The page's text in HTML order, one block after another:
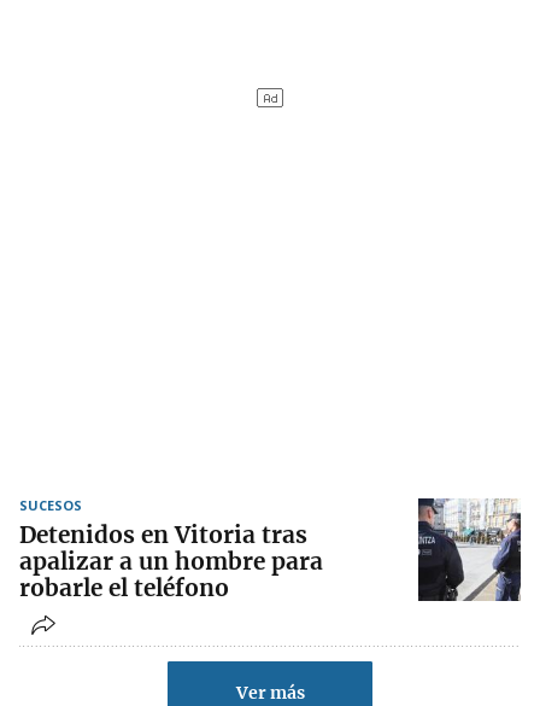
SUCESOS
Detenidos en Vitoria tras
apalizar a un hombre para
robarle el teléfono
Ver más